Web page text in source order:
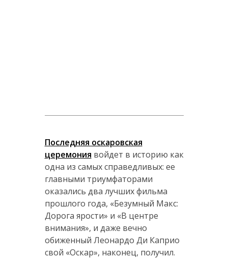
Последняя оскаровская
церемония войдет в историю как
одна из самых справедливых: ее
главными триумфаторами
оказались два лучших фильма
прошлого года, «Безумный Макс:
Дорога ярости» и «В центре
внимания», и даже вечно
обиженный Леонардо Ди Каприо
свой «Оскар», наконец, получил.